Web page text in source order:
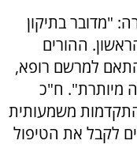
"מדובר בתיקון
ההורים
למרשם רופא,
מיותרת". ח"כ
משמעותית
לקבל את הטיפול